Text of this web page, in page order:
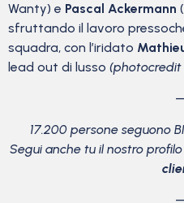
Wanty) e Pascal Ackermann
sfruttando il lavoro
squadra, con l’iridato
lead out di lusso (photocredit
17.200 persone seguono
Segui anche tu il nostro